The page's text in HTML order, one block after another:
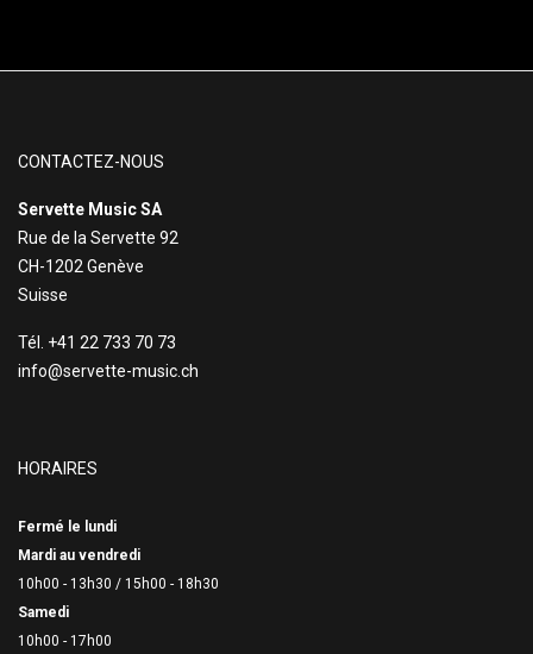
CONTACTEZ-NOUS
Servette Music SA
Rue de la Servette 92
CH-1202 Genève
Suisse
Tél. +41 22 733 70 73
info@servette-music.ch
HORAIRES
Fermé le lundi
Mardi au vendredi
10h00 - 13h30 / 15h00 - 18h30
Samedi
10h00 - 17h00